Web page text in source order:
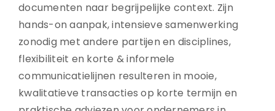
documenten naar begrijpelijke context. Zijn
hands-on aanpak, intensieve samenwerking
zonodig met andere partijen en disciplines,
flexibiliteit en korte & informele
communicatielijnen resulteren in mooie,
kwalitatieve transacties op korte termijn en